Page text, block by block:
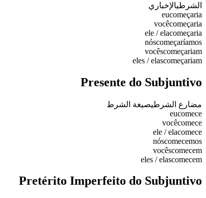
الشرطيالإخباري
eucomeçaria
vocêcomeçaria
ele / elacomeçaria
nóscomeçaríamos
vocêscomeçariam
eles / elascomeçariam
Presente do Subjuntivo
مضارع الشرطيصيغة الشرط
eucomece
vocêcomece
ele / elacomece
nóscomecemos
vocêscomecem
eles / elascomecem
Pretérito Imperfeito do Subjuntivo